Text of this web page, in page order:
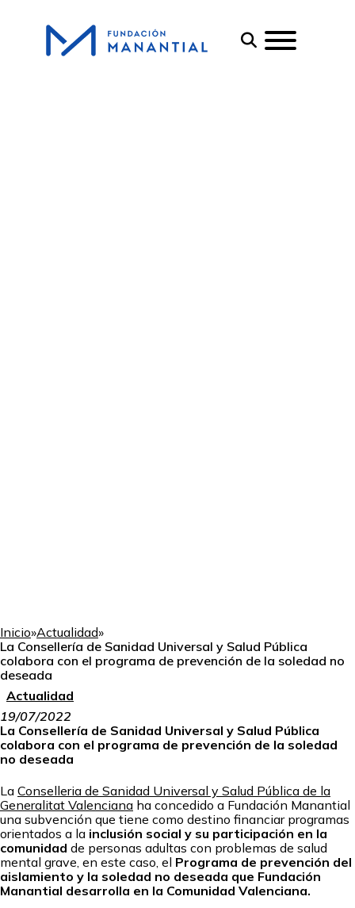
Inicio»Actualidad»
La Consellería de Sanidad Universal y Salud Pública
colabora con el programa de prevención de la soledad no
deseada
Actualidad
19/07/2022
La Consellería de Sanidad Universal y Salud Pública
colabora con el programa de prevención de la soledad
no deseada
La Conselleria de Sanidad Universal y Salud Pública de la
Generalitat Valenciana ha concedido a Fundación Manantial
una subvención que tiene como destino financiar programas
orientados a la inclusión social y su participación en la
comunidad de personas adultas con problemas de salud
mental grave, en este caso, el Programa de prevención del
aislamiento y la soledad no deseada que Fundación
Manantial desarrolla en la Comunidad Valenciana.